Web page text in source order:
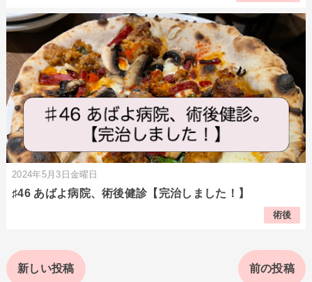
2024年5月3日金曜日
♯46 あばよ病院、術後健診【完治しました！】
術後
新しい投稿 前の投稿